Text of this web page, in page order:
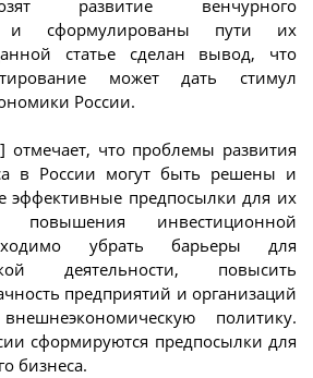
развитие венчурного
и сформулированы пути их
статье сделан вывод, что
может дать стимул
России.
что проблемы развития
в России могут быть решены и
эффективные предпосылки для их
повышения инвестиционной
убрать барьеры для
деятельности, повысить
предприятий и организаций
политику.
сформируются предпосылки для
бизнеса.